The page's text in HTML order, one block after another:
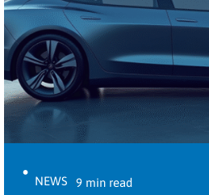
NEWS 9 min read